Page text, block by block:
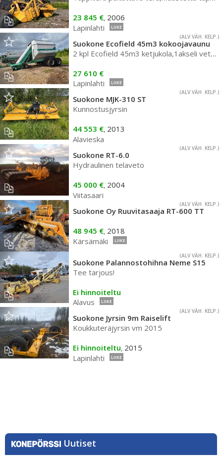
23 845 €, 2006
Lapinlahti
LIIKE
(ALV VÄH. KELP.)
Suokone Ecofield 45m3 kokoojavaunu
2 kpl Ecofield 45m3 ketjukola,1akseli vetävä
27 610 €
Lapinlahti
LIIKE
(ALV VÄH. KELP.)
Suokone MJK-310 ST
Kunnostusjyrsin
44 553 €, 2013
Alavieska
(ALV VÄH. KELP.)
Suokone RT-6.0
Hydraulinen telaveto
45 000 €, 2004
Viitasaari
(ALV VÄH. KELP.)
Suokone Oy Ruuvitasaaja RT-600 TT
48 945 €, 2018
Kärsämäki
LIIKE
(ALV VÄH. KELP.)
Suokone Palannostohihna Neme S15
Tee tarjous!
Ei hinnoiteltu
Alavus
LIIKE
(ALV VÄH. KELP.)
Suokone Jyrsin 9m Raiselift
Koukkuteräjyrsin vm 2015
Ei hinnoiteltu, 2015
Lapinlahti
LIIKE
Uutiset